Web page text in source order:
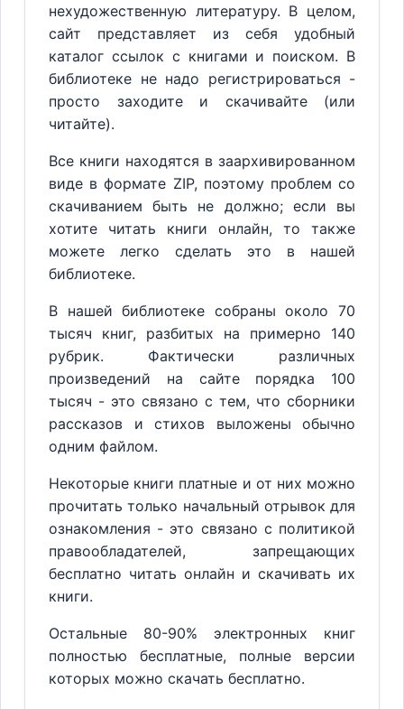
нехудожественную литературу. В целом,
сайт представляет из себя удобный
каталог ссылок с книгами и поиском. В
библиотеке не надо регистрироваться -
просто заходите и скачивайте (или
читайте).
Все книги находятся в заархивированном
виде в формате ZIP, поэтому проблем со
скачиванием быть не должно; если вы
хотите читать книги онлайн, то также
можете легко сделать это в нашей
библиотеке.
В нашей библиотеке собраны около 70
тысяч книг, разбитых на примерно 140
рубрик. Фактически различных
произведений на сайте порядка 100
тысяч - это связано с тем, что сборники
рассказов и стихов выложены обычно
одним файлом.
Некоторые книги платные и от них можно
прочитать только начальный отрывок для
ознакомления - это связано с политикой
правообладателей, запрещающих
бесплатно читать онлайн и скачивать их
книги.
Остальные 80-90% электронных книг
полностью бесплатные, полные версии
которых можно скачать бесплатно.